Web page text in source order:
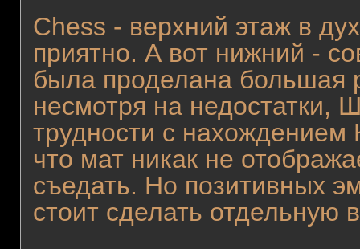
Chess - верхний этаж в
приятно. А вот нижний -
была проделана большая
несмотря на недостатки,
трудности с
что мат никак не
съедать. Но позитивных
стоит сделать отдельную